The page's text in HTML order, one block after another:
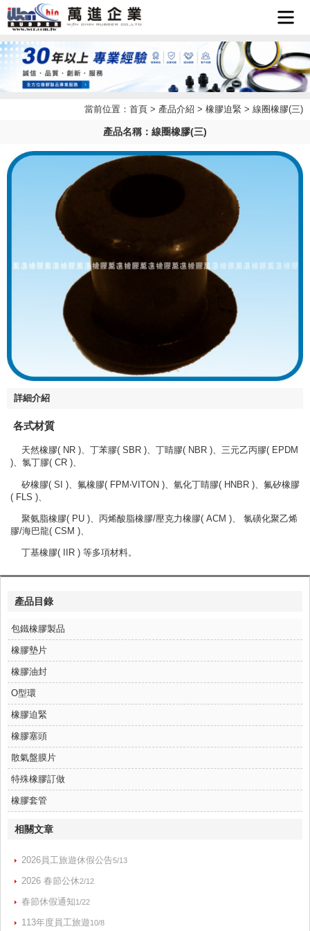
首頁
企業簡
介
最新消
息
產品介
當前位置： 首頁 > 產品介紹 > 橡膠迫緊 > 線圈橡膠(三)
產品名稱：線圈橡膠(三)
詳細介紹
各式材質
天然橡膠( NR )、丁苯膠( SBR )、丁睛膠( NBR )、三元乙丙膠( EPDM
)、氯丁膠( CR )、
矽橡膠( SI )、氟橡膠( FPM‧VITON )、氫化丁睛膠( HNBR )、氟矽橡膠
( FLS )、
聚氨脂橡膠( PU )、丙烯酸脂橡膠/壓克力橡膠( ACM )、 氯磺化聚乙烯
膠/海巴龍( CSM )、
丁基橡膠( IIR ) 等多項材料。
產品目錄
包鐵橡膠製品
橡膠墊片
橡膠油封
O型環
橡膠迫緊
橡膠塞頭
散氣盤膜片
特殊橡膠訂做
橡膠套管
相關文章
2026員工旅遊休假公告5/13
2026 春節公休2/12
春節休假通知1/22
113年度員工旅遊10/8